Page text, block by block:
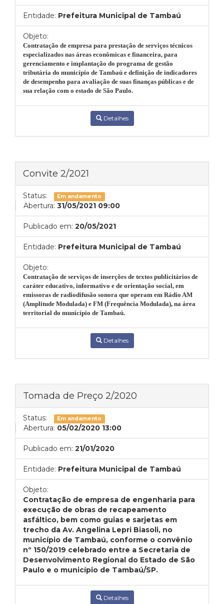
Entidade: Prefeitura Municipal de Tambaú
Objeto:
Contratação de empresa para prestação de serviços técnicos
especializados nas áreas econômicas e financeira, para
gerenciamento e implantação do programa de gestão
tributária do município de Tambaú e definição de indicadores
de desempenho para avaliação de suas finanças públicas e de
sua relação com o estado de São Paulo.
Detalhes
Convite 2/2021
Status: Em andamento
Abertura: 31/05/2021 09:00
Publicado em: 20/05/2021
Entidade: Prefeitura Municipal de Tambaú
Objeto:
Contratação de serviços de inserções de textos publicitários de
caráter educativo, informativo e de orientação social, em
emissoras de radiodifusão sonora que operam em Rádio AM
(Amplitude Modulada) e FM (Frequência Modulada), na área
territorial do município de Tambaú.
Detalhes
Tomada de Preço 2/2020
Status: Em andamento
Abertura: 05/02/2020 13:00
Publicado em: 21/01/2020
Entidade: Prefeitura Municipal de Tambaú
Objeto:
Contratação de empresa de engenharia para
execução de obras de recapeamento
asfáltico, bem como guias e sarjetas em
trecho da Av. Angelina Lepri Biasoli, no
município de Tambaú, conforme o convênio
nº 150/2019 celebrado entre a Secretaria de
Desenvolvimento Regional do Estado de São
Paulo e o município de Tambaú/SP.
Detalhes